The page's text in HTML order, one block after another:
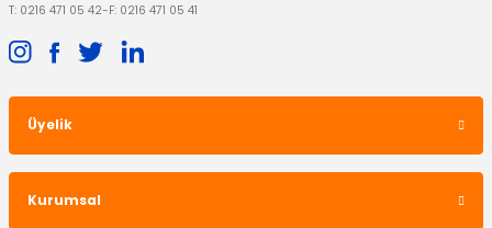
T: 0216 471 05 42-F: 0216 471 05 41
Üyelik
Kurumsal